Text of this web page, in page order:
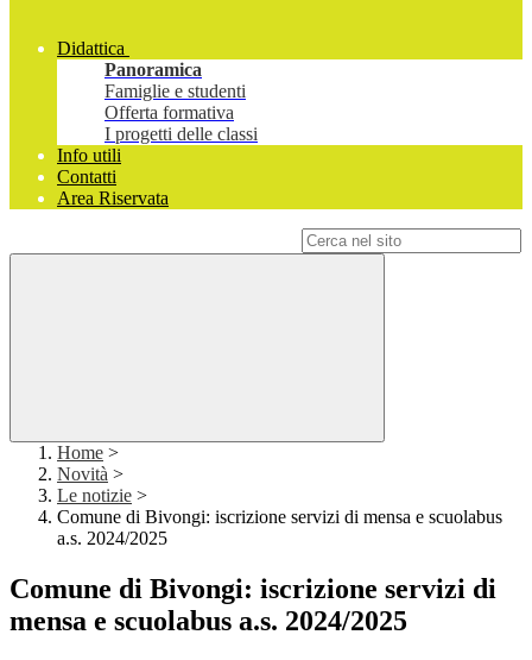
Didattica
Panoramica
Famiglie e studenti
Offerta formativa
I progetti delle classi
Info utili
Contatti
Area Riservata
Home >
Novità >
Le notizie >
Comune di Bivongi: iscrizione servizi di mensa e scuolabus
a.s. 2024/2025
Comune di Bivongi: iscrizione servizi di
mensa e scuolabus a.s. 2024/2025